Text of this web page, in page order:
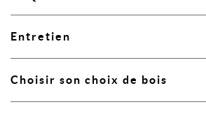
Entretien
Choisir son choix de bois